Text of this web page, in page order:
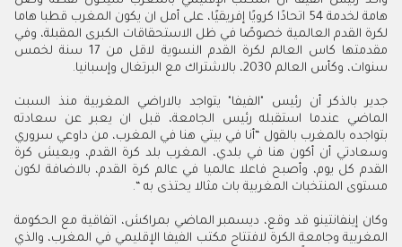
هامة لخدمة 54 اتحادًا كرويًا إفريقيًا، على أمل ان يكون المغرب قطبا هاما
لكرة القدم العالمية خصوصًا في ظل الاستحقاقات الكبرى المقبلة، وفي
مقدمتها كاس العالم لكرة القدم النسوية لاقل من 17 سنة لخمس
سنوات، وكأس العالم 2030، بالاشتراك مع البرتغال وإسبانيا.
جدير بالذكر أن رئيس "الفيفا" يتواجد بالاراضي المغربية منذ السبت
الماضي عندما استقبله رئيس الجامعة، قبل ان يعبر عن سعادته
بتواجده بالمغرب بالقول “أنا في بيتي هنا في المغرب، من داوعي سروري
وسعادتي أن أكون هنا في بلدي، المغرب بلد كرة القدم، ويعيش كرة
القدم كل يوم، وأصبح فاعلا عالميا في عالم كرة القدم، بالاضافة لكون
مستوى المنتخبات المغربية بات مثالا يحتذى به “.
وكان إينفانتينو قد وقع، ديسمبر الماضي بمراكش، اتفاقية مع الحكومة
المغربية وجامعة الكرة لافتتاح مكتب الفيفا الإقليمي في المغرب، والذي